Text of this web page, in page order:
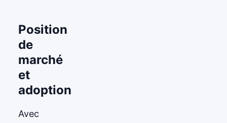
Position
de
marché
et
adoption
Avec